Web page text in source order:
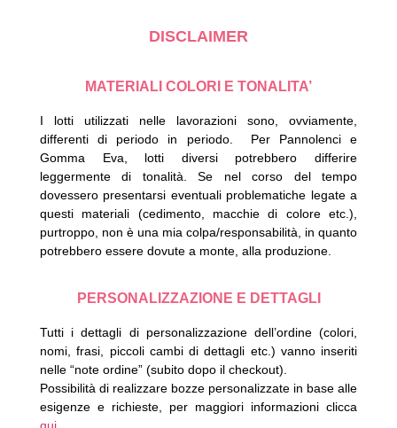
DISCLAIMER
MATERIALI COLORI E TONALITA’
I lotti utilizzati nelle lavorazioni sono, ovviamente,
differenti di periodo in periodo. Per Pannolenci e
Gomma Eva, lotti diversi potrebbero differire
leggermente di tonalità.Se nel corso del tempo
dovessero presentarsi eventuali problematiche legate a
questi materiali (cedimento, macchie di colore etc.),
purtroppo, non è una mia colpa/responsabilità, in quanto
potrebbero essere dovute a monte, alla produzione.
PERSONALIZZAZIONE E DETTAGLI
Tutti i dettagli di personalizzazione dell’ordine (colori,
nomi, frasi, piccoli cambi di dettagli etc.) vanno inseriti
nelle “note ordine” (subito dopo il checkout).
Possibilità di realizzare bozze personalizzate in base alle
esigenze e richieste, per maggiori informazioni clicca
qui